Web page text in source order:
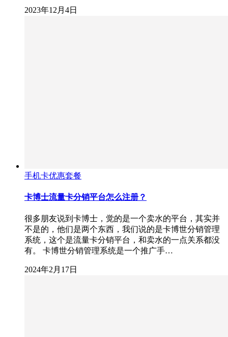
2023年12月4日
手机卡优惠套餐
卡博士流量卡分销平台怎么注册？
很多朋友说到卡博士，觉的是一个卖水的平台，其实并
不是的，他们是两个东西，我们说的是卡博世分销管理
系统，这个是流量卡分销平台，和卖水的一点关系都没
有。 卡博世分销管理系统是一个推广手…
2024年2月17日